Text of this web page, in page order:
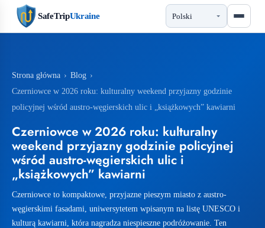
SafeTripUkraine
Strona główna › Blog ›
Czerniowce w 2026 roku: kulturalny weekend przyjazny godzinie
policyjnej wśród austro-węgierskich ulic i „książkowych” kawiarni
Czerniowce w 2026 roku: kulturalny
weekend przyjazny godzinie policyjnej
wśród austro-węgierskich ulic i
„książkowych” kawiarni
Czerniowce to kompaktowe, przyjazne pieszym miasto z austro-
węgierskimi fasadami, uniwersytetem wpisanym na listę UNESCO i
kulturą kawiarni, która nagradza niespieszne podróżowanie. Ten